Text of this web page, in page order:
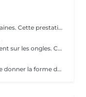
Retouche des ongles en gel après 3 semaines. Cette prestation va permettre d'entretenir les ongles en gel en ponçant la surface du gel et en remodelant l'ongle avec une nouvelle couche de gel et de couleur.
La dépose de gel sert à retirer le gel présent sur les ongles. Cette prestation comprend le ponçage du gel et une manucure.
La pose complète de gel va permettre de donner la forme désirée en rallongeant les ongles (préalablement préparés) par la technique du chablon. Ensuite vient la pose du gel qui sera façonné et enfin la pose de la couleur ou de la French.